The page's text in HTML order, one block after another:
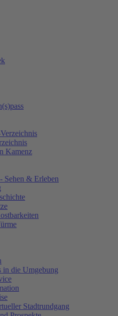
Kamenz
Sehen & Erleben
in die Umgebung
Stadtrundgang